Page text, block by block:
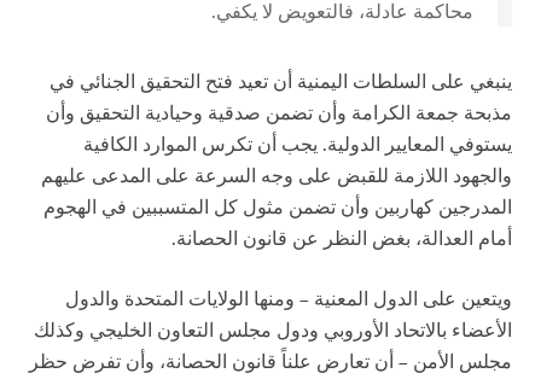
محاكمة عادلة، فالتعويض لا يكفي.
ينبغي على السلطات اليمنية أن تعيد فتح التحقيق الجنائي في
مذبحة جمعة الكرامة وأن تضمن صدقية وحيادية التحقيق وأن
يستوفي المعايير الدولية. يجب أن تكرس الموارد الكافية
والجهود اللازمة للقبض على وجه السرعة على المدعى عليهم
المدرجين كهاربين وأن تضمن مثول كل المتسببين في الهجوم
أمام العدالة، بغض النظر عن قانون الحصانة.
ويتعين على الدول المعنية – ومنها الولايات المتحدة والدول
الأعضاء بالاتحاد الأوروبي ودول مجلس التعاون الخليجي وكذلك
مجلس الأمن – أن تعارض علناً قانون الحصانة، وأن تفرض حظر